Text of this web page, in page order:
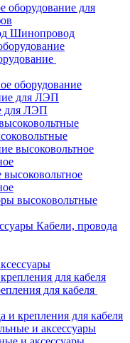
оборудование для
Шинопровод
оборудование
для ЛЭП
высоковольтные
Кабели, провода
для кабеля
и крепления для кабеля